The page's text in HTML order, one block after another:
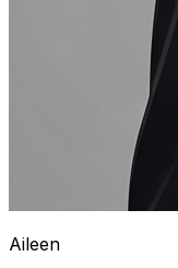
Aileen